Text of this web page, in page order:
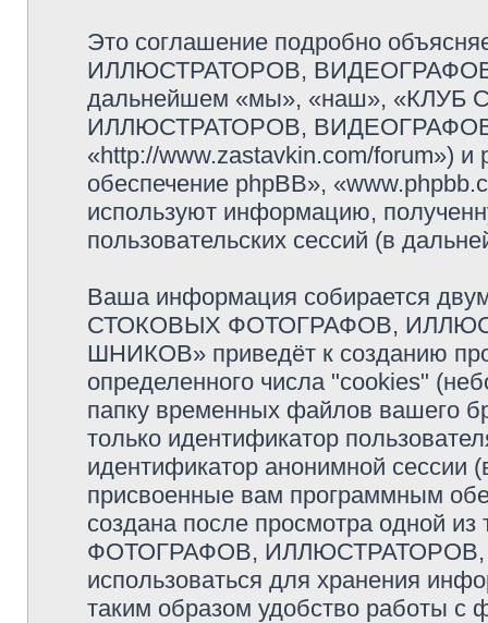
Это соглашение подробно
ИЛЛЮСТРАТОРОВ, ВИДЕОГРАФОВ
дальнейшем «мы», «наш»,
ИЛЛЮСТРАТОРОВ,
«http://www.zastavkin.com/forum»)
обеспечение phpBB»,
используют информацию,
пользовательских сессий (в
Ваша информация собирается
СТОКОВЫХ ФОТОГРАФОВ,
ШНИКОВ» приведёт к созданию
определенного числа "cookies"
папку временных файлов вашего
только идентификатор
идентификатор анонимной сессии
присвоенные вам программным
создана после просмотра одной
ФОТОГРАФОВ, ИЛЛЮСТРАТОРОВ,
использоваться для хранения
таким образом удобство работы с